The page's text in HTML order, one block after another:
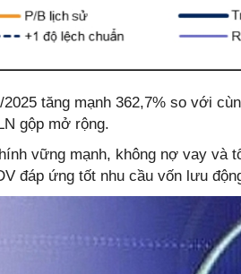
2025 tăng mạnh 362,7% so với
gộp mở rộng.
vững mạnh, không nợ vay và
đáp ứng tốt nhu cầu vốn lưu